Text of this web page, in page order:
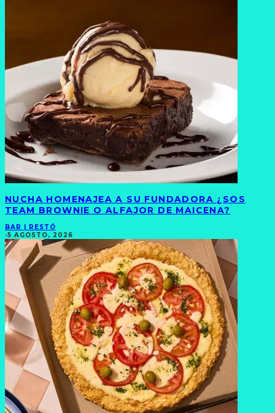
NUCHA HOMENAJEA A SU FUNDADORA ¿SOS
TEAM BROWNIE O ALFAJOR DE MAICENA?
BAR | RESTÓ
·5 AGOSTO, 2026